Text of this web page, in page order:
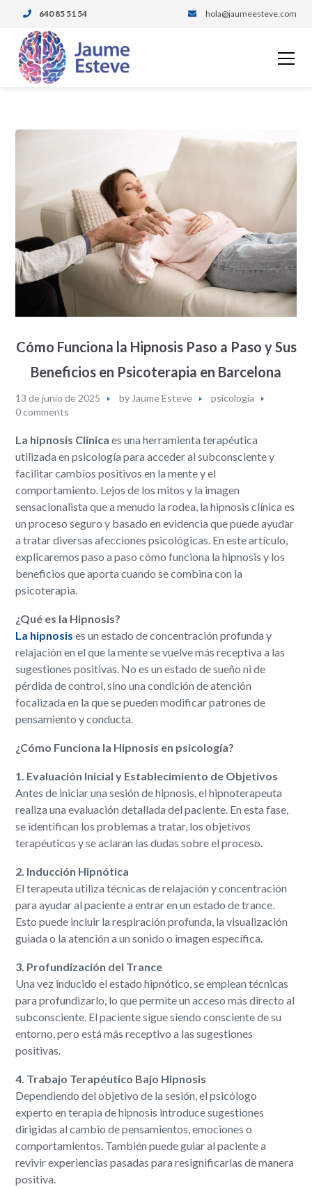
640 85 51 54 hola@jaumeesteve.com
Cómo Funciona la Hipnosis Paso a Paso y Sus
Beneficios en Psicoterapia en Barcelona
13 de junio de 2025 by Jaume Esteve
psicología
0 comments
La hipnosis Clinica es una herramienta terapéutica
utilizada en psicología para acceder al subconsciente y
facilitar cambios positivos en la mente y el
comportamiento. Lejos de los mitos y la imagen
sensacionalista que a menudo la rodea, la hipnosis clínica es
un proceso seguro y basado en evidencia que puede ayudar
a tratar diversas afecciones psicológicas. En este artículo,
explicaremos paso a paso cómo funciona la hipnosis y los
beneficios que aporta cuando se combina con la
psicoterapia.
¿Qué es la Hipnosis?
La hipnosis es un estado de concentración profunda y
relajación en el que la mente se vuelve más receptiva a las
sugestiones positivas. No es un estado de sueño ni de
pérdida de control, sino una condición de atención
focalizada en la que se pueden modificar patrones de
pensamiento y conducta.
¿Cómo Funciona la Hipnosis en psicología?
1. Evaluación Inicial y Establecimiento de Objetivos
Antes de iniciar una sesión de hipnosis, el hipnoterapeuta
realiza una evaluación detallada del paciente. En esta fase,
se identifican los problemas a tratar, los objetivos
terapéuticos y se aclaran las dudas sobre el proceso.
2. Inducción Hipnótica
El terapeuta utiliza técnicas de relajación y concentración
para ayudar al paciente a entrar en un estado de trance.
Esto puede incluir la respiración profunda, la visualización
guiada o la atención a un sonido o imagen específica.
3. Profundización del Trance
Una vez inducido el estado hipnótico, se emplean técnicas
para profundizarlo, lo que permite un acceso más directo al
subconsciente. El paciente sigue siendo consciente de su
entorno, pero está más receptivo a las sugestiones
positivas.
4. Trabajo Terapéutico Bajo Hipnosis
Dependiendo del objetivo de la sesión, el psicólogo
experto en terapia de hipnosis introduce sugestiones
dirigidas al cambio de pensamientos, emociones o
comportamientos. También puede guiar al paciente a
revivir experiencias pasadas para resignificarlas de manera
positiva.